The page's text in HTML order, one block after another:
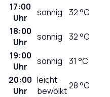
17:00
Uhr
sonnig 32°C
18:00
Uhr
sonnig 32°C
19:00
Uhr
sonnig 31 °C
20:00
Uhr
leicht
bewölkt28°C